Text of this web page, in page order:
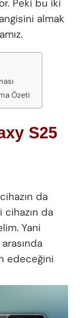
Peki bu iki
almak
Özeti
S25
da
cihazın da
Yani
arasında
edeceğini